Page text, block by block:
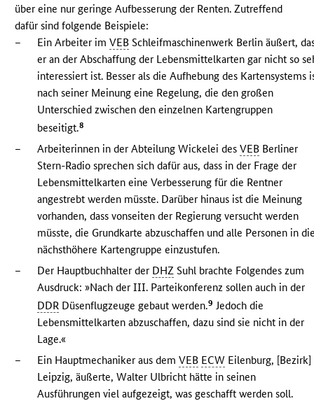
über eine nur geringe Aufbesserung der Renten. Zutreffend
dafür sind folgende Beispiele:
–
Ein Arbeiter imVEB Schleifmaschinenwerk Berlin äußert,
er an der Abschaffung der Lebensmittelkarten gar nicht so
interessiert ist. Besser als die Aufhebung des Kartensystems
nach seiner Meinung eine Regelung, die den großen
Unterschied zwischen den einzelnen Kartengruppen
beseitigt.8
– Arbeiterinnen in der Abteilung Wickelei desVEB Berliner
Stern-Radio sprechen sich dafür aus, dass in der Frage der
Lebensmittelkarten eine Verbesserung für die Rentner
angestrebt werden müsste. Darüber hinaus ist die Meinung
vorhanden, dass vonseiten der Regierung versucht werden
müsste, die Grundkarte abzuschaffen und alle Personen in
nächsthöhere Kartengruppe einzustufen.
–
Der Hauptbuchhalter der DHZ Suhl brachte Folgendes zum
Ausdruck: »Nach der III. Parteikonferenz sollen auch in der
DDR Düsenflugzeuge gebaut werden.9 Jedoch die
Lebensmittelkarten abzuschaffen, dazu sind sie nicht in der
Lage.«
–
Ein Hauptmechaniker aus demVEB ECW Eilenburg, [Bezirk]
Leipzig, äußerte, Walter Ulbricht hätte in seinen
Ausführungen viel aufgezeigt, was geschafft werden soll.